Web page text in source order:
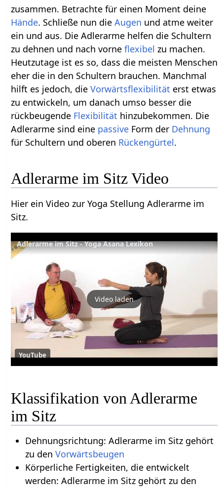
zusammen. Betrachte für einen Moment deine
Hände. Schließe nun dieAugen und atme weiter
ein und aus. Die Adlerarme helfen die Schultern
zu dehnen und nach vorneflexibel zu machen.
Heutzutage ist es so, dass die meisten Menschen
eher die in den Schultern brauchen. Manchmal
hilft es jedoch, dieVorwärtsflexibilität erst etwas
zu entwickeln, um danach umso besser die
rückbeugende Flexibilität hinzubekommen. Die
Adlerarme sind eine passive Form der Dehnung
für Schultern und oberen Rückengürtel.
Adlerarme im Sitz Video
Hier ein Video zur Yoga Stellung Adlerarme im
Sitz.
Adlerarme im Sitz - Yoga Asana Lexikon
Video laden
YouTube
Klassifikation von Adlerarme
im Sitz
Dehnungsrichtung: Adlerarme im Sitz gehört
zu den Vorwärtsbeugen
Körperliche Fertigkeiten, die entwickelt
werden: Adlerarme im Sitz gehört zu den